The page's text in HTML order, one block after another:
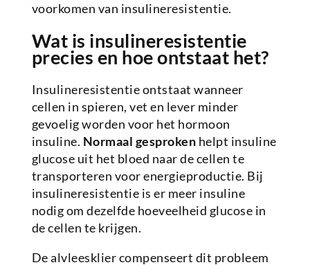
voorkomen van insulineresistentie.
Wat is insulineresistentie
precies en hoe ontstaat het?
Insulineresistentie ontstaat wanneer
cellen in spieren, vet en lever minder
gevoelig worden voor het hormoon
insuline. Normaal gesproken helpt insuline
glucose uit het bloed naar de cellen te
transporteren voor energieproductie. Bij
insulineresistentie is er meer insuline
nodig om dezelfde hoeveelheid glucose in
de cellen te krijgen.
De alvleesklier compenseert dit probleem